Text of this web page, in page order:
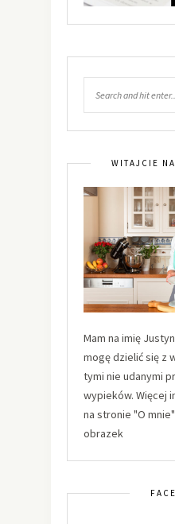
WITAJCIE
Mam na imię
mogę dzielić się z
tymi nie udanymi
wypieków. Więcej
na stronie "O
obrazek